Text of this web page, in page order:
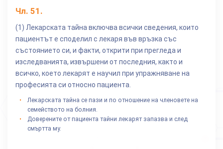
Чл. 51 .
(1) Лекарската тайна включва всички сведения, които
пациентът е споделил с лекаря във връзка със
състоянието си, и факти, открити при прегледа и
изследванията, извършени от последния, както и
всичко, което лекарят е научил при упражняване на
професията си относно пациента.
Лекарската тайна се пази и по отношение на членовете на
семейството на болния.
Доверените от пациента тайни лекарят запазва и след
смъртта му.